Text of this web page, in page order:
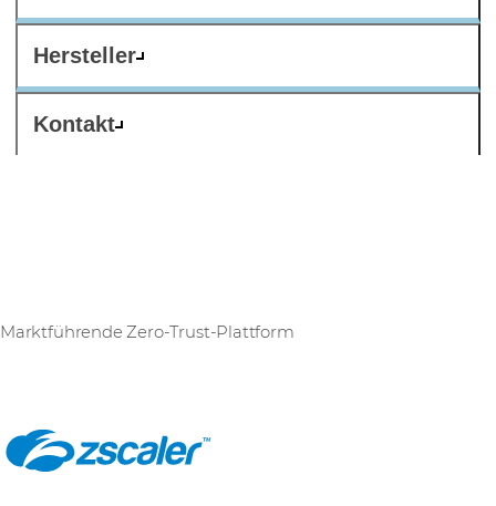
Hersteller
Kontakt
Marktführende Zero-Trust-Plattform